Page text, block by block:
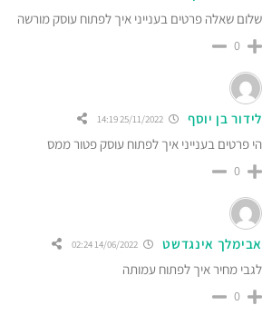
שלום שאלה פרטים בענייני איך לפתוח עוסק מורשה
0
לידור בן יוסף 25/11/2022 14:19
הי פרטים בענייני איך לפתוח עוסק פטור ממס
0
אבימלך אינגדשט
לגבי מחיר איך לפתוח עמותה
0